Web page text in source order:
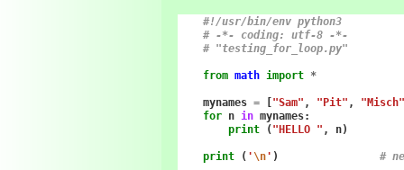
#!/usr/bin/env python3
# -*- coding: utf-8 -*-
# "testing_for_loop.py"
from math import *
mynames = ["Sam" , "Pit" ,
for n in mynames:
print
("HELLO " , n)
print ( '\n' ) #